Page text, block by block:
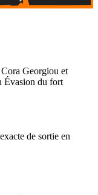
Georgiou et
Évasion du fort
de sortie en